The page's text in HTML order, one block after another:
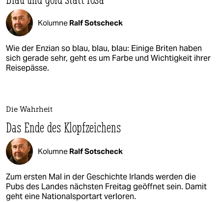
Kolumne Ralf Sotscheck
Wie der Enzian so blau, blau, blau: Einige Briten haben
sich gerade sehr, geht es um Farbe und Wichtigkeit ihrer
Reisepässe.
Die Wahrheit
Das Ende des Klopfzeichens
Kolumne Ralf Sotscheck
Zum ersten Mal in der Geschichte Irlands werden die
Pubs des Landes nächsten Freitag geöffnet sein. Damit
geht eine Nationalsportart verloren.